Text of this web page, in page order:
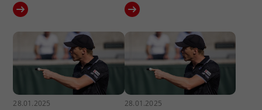
28.01.2025 28.01.2025